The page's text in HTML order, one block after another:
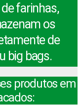
farinhas,
os
de
big bags.
produtos em